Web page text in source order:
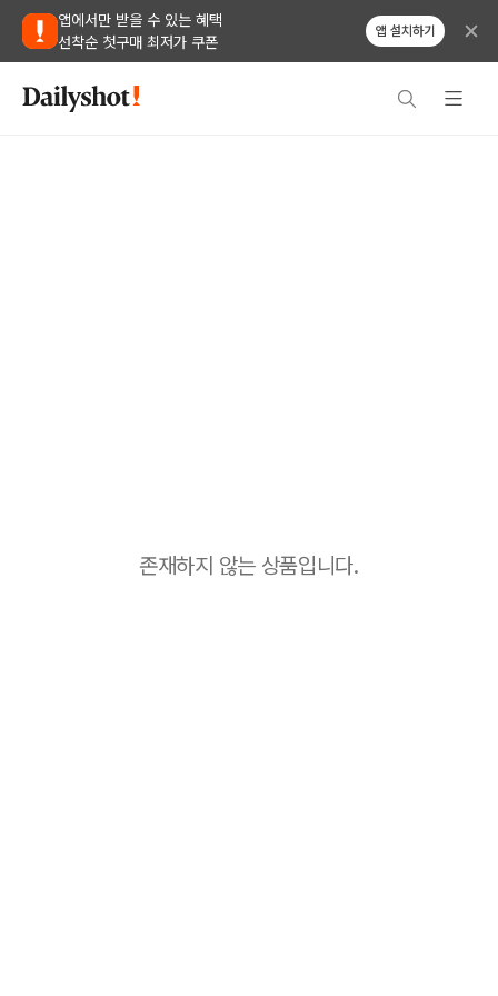
앱에서만 받을 수 있는 혜택
선착순 첫구매 최저가 쿠폰
앱 설치하기
존재하지 않는 상품입니다.